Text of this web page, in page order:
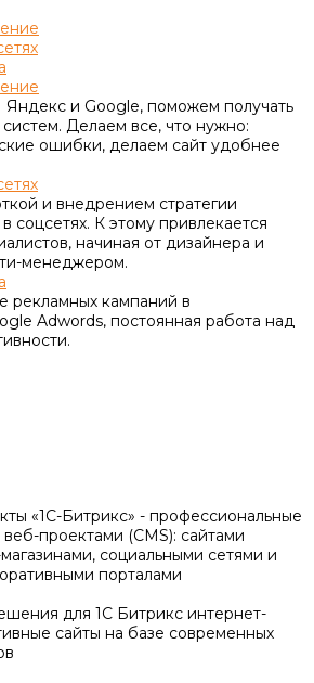
и Google, поможем получать
Делаем все, что нужно:
ошибки, делаем сайт удобнее
и внедрением стратегии
соцсетях. К этому привлекается
начиная от дизайнера и
менеджером.
рекламных кампаний в
Adwords, постоянная работа над
«1С-Битрикс» - профессиональные
проектами (CMS): сайтами
социальными сетями и
порталами
для 1С Битрикс интернет-
сайты на базе современных